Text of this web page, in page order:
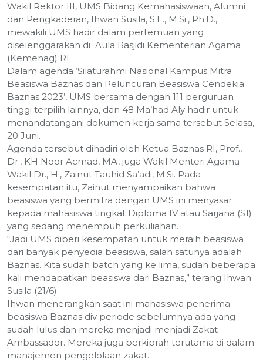
Wakil Rektor III, UMS Bidang Kemahasiswaan, Alumni
dan Pengkaderan, Ihwan Susila, S.E., M.Si., Ph.D.,
mewakili UMS hadir dalam pertemuan yang
diselenggarakan di Aula Rasjidi Kementerian Agama
(Kemenag) RI.
Dalam agenda ‘Silaturahmi Nasional Kampus Mitra
Beasiswa Baznas dan Peluncuran Beasiswa Cendekia
Baznas 2023’, UMS bersama dengan 111 perguruan
tinggi terpilih lainnya, dan 48 Ma’had Aly hadir untuk
menandatangani dokumen kerja sama tersebut Selasa,
20 Juni.
Agenda tersebut dihadiri oleh Ketua Baznas RI, Prof.,
Dr., KH Noor Acmad, MA, juga Wakil Menteri Agama
Wakil Dr., H., Zainut Tauhid Sa’adi, M.Si. Pada
kesempatan itu, Zainut menyampaikan bahwa
beasiswa yang bermitra dengan UMS ini menyasar
kepada mahasiswa tingkat Diploma IV atau Sarjana (S1)
yang sedang menempuh perkuliahan.
“Jadi UMS diberi kesempatan untuk meraih beasiswa
dari banyak penyedia beasiswa, salah satunya adalah
Baznas. Kita sudah batch yang ke lima, sudah beberapa
kali mendapatkan beasiswa dari Baznas,” terang Ihwan
Susila (21/6).
Ihwan menerangkan saat ini mahasiswa penerima
beasiswa Baznas div periode sebelumnya ada yang
sudah lulus dan mereka menjadi menjadi Zakat
Ambassador. Mereka juga berkiprah terutama di dalam
manajemen pengelolaan zakat.